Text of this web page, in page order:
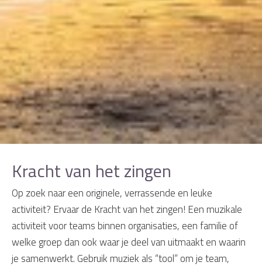
Kracht van het zingen
Op zoek naar een originele, verrassende en leuke
activiteit? Ervaar de Kracht van het zingen! Een muzikale
activiteit voor teams binnen organisaties, een familie of
welke groep dan ook waar je deel van uitmaakt en waarin
je samenwerkt. Gebruik muziek als “tool” om je team,